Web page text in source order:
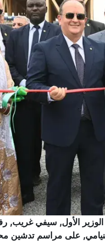
الأول, سيفي غريب,
بنيامي, على مراسم تدشين